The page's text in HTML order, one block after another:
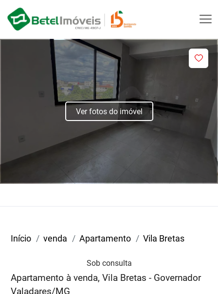
Ver fotos do imóvel
Início venda Apartamento Vila Bretas
Sob consulta
Apartamento à venda, Vila Bretas - Governador
Valadares/MG